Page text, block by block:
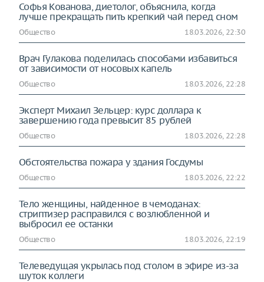
Софья Кованова, диетолог, объяснила, когда
лучше прекращать пить крепкий чай перед сном
Общество 18.03.2026, 22:30
Врач Гулакова поделилась способами избавиться
от зависимости от носовых капель
Общество 18.03.2026, 22:28
Эксперт Михаил Зельцер: курс доллара к
завершению года превысит 85 рублей
Общество 18.03.2026, 22:28
Обстоятельства пожара у здания Госдумы
Общество 18.03.2026, 22:22
Тело женщины, найденное в чемоданах:
стриптизер расправился с возлюбленной и
выбросил ее останки
Общество 18.03.2026, 22:19
Телеведущая укрылась под столом в эфире из-за
шуток коллеги